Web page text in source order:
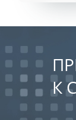
К